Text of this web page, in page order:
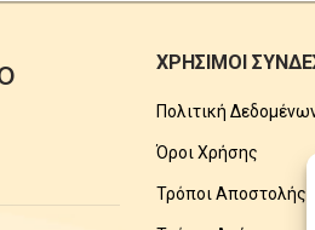
ΧΡΗΣΙΜΟΙ
Πολιτική
Όροι Χρήσης
Τρόποι Αποστολής